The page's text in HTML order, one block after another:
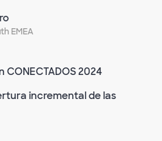
EMEA
2024
incremental de las